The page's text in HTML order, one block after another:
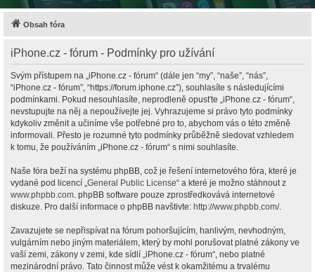
Obsah fóra
iPhone.cz - fórum - Podmínky pro užívání
Svým přístupem na „iPhone.cz - fórum“ (dále jen “my”, “naše”, “nás”,
“iPhone.cz - fórum”, “https://forum.iphone.cz”), souhlasíte s následujícími
podmínkami. Pokud nesouhlasíte, neprodleně opusťte „iPhone.cz - fórum“,
nevstupujte na něj a nepoužívejte jej. Vyhrazujeme si právo tyto podmínky
kdykoliv změnit a učiníme vše potřebné pro to, abychom vás o této změně
informovali. Přesto je rozumné tyto podmínky průběžně sledovat vzhledem
k tomu, že používáním „iPhone.cz - fórum“ s nimi souhlasíte.
Naše fóra beží na systému phpBB, což je řešení internetového fóra, které je
vydané pod licencí „General Public License“ a které je možno stáhnout z
www.phpbb.com. phpBB software pouze zprostředkovává internetové
diskuze. Pro další informace o phpBB navštivte: http://www.phpbb.com/.
Zavazujete se nepřispívat na fórum pohoršujícím, hanlivým, nevhodným,
vulgárním nebo jiným materiálem, který by mohl porušovat platné zákony ve
vaší zemi, zákony v zemi, kde sídlí „iPhone.cz - fórum“, nebo platné
mezinárodní právo. Tato činnost může vést k okamžitému a trvalému